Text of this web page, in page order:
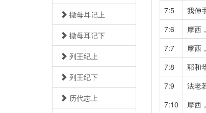
撒母耳记上
撒母耳记下
列王纪上
列王纪下
历代志上
7:5
我伸
7:6
摩西
7:7
摩西
7:8
耶和
7:9
法老
7:10
摩西